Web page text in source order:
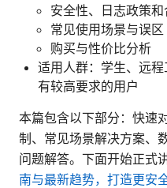
安全性、日志政策
常见使用场景与误区
购买与性价比分析
适用人群：学生、远
有较高要求的用户
本篇包含以下部分：快速
制、常见场景解决方案、
问题解答。下面开始正式
南与最新趋势，打造更安